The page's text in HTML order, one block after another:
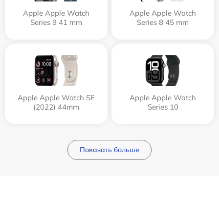
Apple Apple Watch
Series 9 41 mm
Apple Apple Watch
Series 8 45 mm
Apple Apple Watch SE
(2022) 44mm
Apple Apple Watch
Series 10
Показать больше